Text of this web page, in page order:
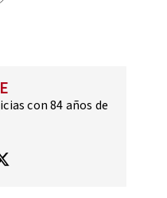
con 84 años de